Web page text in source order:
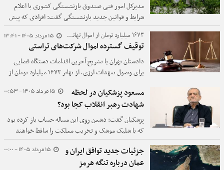
مدیرکل امور فنی صندوق بازنشستگی کشوری با اعلام
شرایط و قوانین جدید بازنشستگی گفت: افرادی که پیش
از تاریخ لازم‌الاجرا شدن قانون جدید کمتر از ۱۵ سال سابقه
خدمت داشته‌اند، برای بازنشستگی باید پنج سال بیشتر
خدمت کنند.
15 مرداد 1405 - 13:41 ۱۶۷۳ میلیارد تومان از اموال تهاتر شد؛
توقیف گسترده اموال شرکت‌های تراستی
دادستان تهران با تشریح آخرین اقدامات دستگاه قضایی
برای وصول تعهدات ارزی، از تهاتر ۱۶۷۳ میلیارد تومان از
اموال شرکت‌های تراستی، وصول چندین میلیون دلار، یورو
و درهم و توقیف گسترده اموال منقول و غیرمنقول این
شرکت‌ها خبر داد.
15 مرداد 1405 - 00:53
مسعود پزشکیان در لحظه
شهادت رهبر انقلاب کجا بود؟
پزشکیان گفت: دشمن روی این مساله حساب باز کرده بود
که با شلیک موشک و تخریب مملکت را ساقط خواهند
کرد.
15 مرداد 1405 - 00:00
جزئیات جدید توافق ایران و
عمان درباره تنگه هرمز